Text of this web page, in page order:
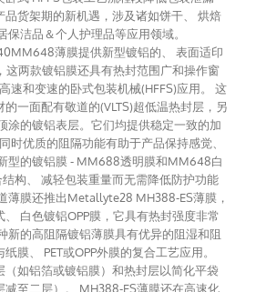
品货架期的新机遇，涉及诸如饼干、 烘焙
保洁品＆个人护理品等应用领域。
薄膜提供新型镀铝的、 表面适印
这两款镀铝膜还具有热封范围广和操作窗
速和变速的卧式包装机械(HFFS)应用。 这
一面配有敬道的(VLTS)超低温热封层，另
涂的镀铝表层。它们均提供稳定一致的加
时优质的阻隔功能有助于产品保持感觉、
型的镀铝膜 - MM688透明膜和MM648白
构、 减轻包装重量而无需降低防护功能
薄膜还推出Metallyte28 MH388-ES薄膜，
白色镀铝OPP膜，它具有热封强度非常
新的高阻隔镀铝薄膜具有优异的阻湿和阻
膜、 PET或OPP外膜的复合工艺应用。
如铝箔或镀铝膜）和热封层以简化平袋
至二层）。 MH388-ES薄膜还在高速化